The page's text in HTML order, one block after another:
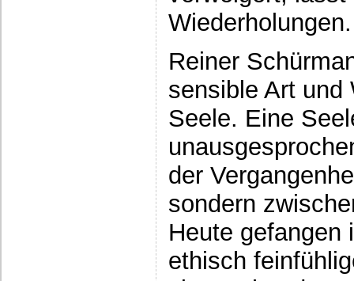
Wiederholungen.
Reiner
sensible Art und
Seele. Eine
der
sondern
Heute gefangen
ethisch